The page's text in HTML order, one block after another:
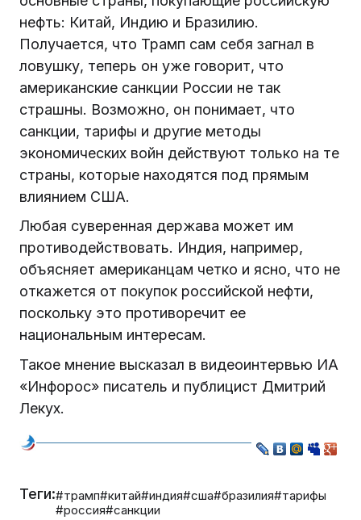
нефть: Китай, Индию и Бразилию.
Получается, что Трамп сам себя загнал в
ловушку, теперь он уже говорит, что
американские санкции России не так
страшны. Возможно, он понимает, что
санкции, тарифы и другие методы
экономических войн действуют только на те
страны, которые находятся под прямым
влиянием США.
Любая суверенная держава может им
противодействовать. Индия, например,
объясняет американцам четко и ясно, что не
откажется от покупок российской нефти,
поскольку это противоречит ее
национальным интересам.
Такое мнение высказал в видеоинтервью ИА
«Инфорос» писатель и публицист Дмитрий
Лекух.
Теги:#трамп#китай#индия#сша#бразилия#тарифы
#россия#санкции